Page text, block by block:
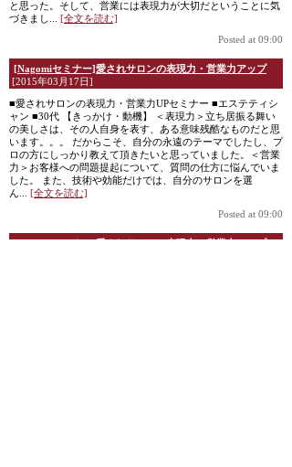
と思った。そして、営業には表現力が大切だということに気
づきまし... [全文を読む]
Posted at 09:00
[Nagomiセミナー]愛されサロンの表現力・営業力アップ
[2015年03月17日]
■愛されサロンの表現力・営業力UPセミナー ■エステティシ
ャン ■30代 【きっかけ・動機】 ＜表現力＞立ち居振る舞い
の美しさは、その人自身を表す、ある意味残酷なものだと思
います。。。 だからこそ、自分の永遠のテーマでしたし、プ
ロの方にしっかり教えて頂きたいと思っていました。＜営業
力＞お客様への問題提起について、質問の仕方に悩んでいま
した。 また、技術や効能だけでは、自分のサロンを選
ん... [全文を読む]
Posted at 09:00